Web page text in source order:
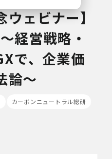
ェビナー】
経営戦略・
で、企業価
論～
カーボンニュートラル総研